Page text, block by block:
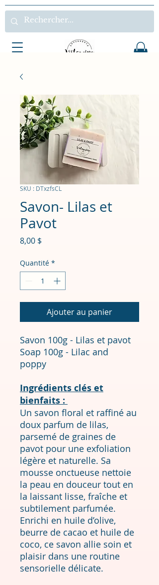
SKU : DTxzfsCL
Savon- Lilas et
Pavot
8,00 $
Quantité *
Ajouter au panier
Savon 100g - Lilas et pavot
Soap 100g - Lilac and
poppy
Ingrédients clés et
bienfaits :
Un savon floral et raffiné au
doux parfum de lilas,
parsemé de graines de
pavot pour une exfoliation
légère et naturelle. Sa
mousse onctueuse nettoie
la peau en douceur tout en
la laissant lisse, fraîche et
subtilement parfumée.
Enrichi en huile d’olive,
beurre de cacao et huile de
coco, ce savon allie soin et
plaisir dans une routine
sensorielle délicate.